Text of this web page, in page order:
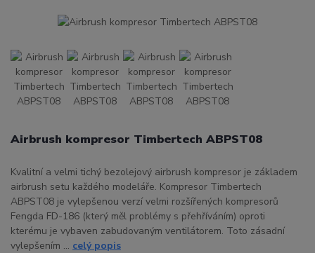
Airbrush kompresor Timbertech ABPST08
Kvalitní a velmi tichý bezolejový airbrush kompresor je základem
airbrush setu každého modeláře. Kompresor Timbertech
ABPST08 je vylepšenou verzí velmi rozšířených kompresorů
Fengda FD-186 (který měl problémy s přehříváním) oproti
kterému je vybaven zabudovaným ventilátorem. Toto zásadní
vylepšením ... celý popis